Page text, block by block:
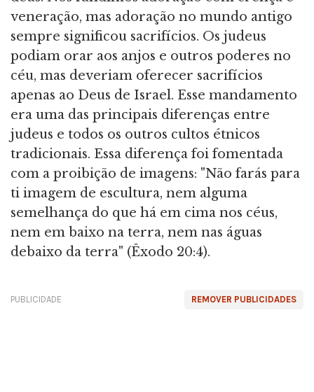
veneração, mas adoração no mundo antigo
sempre significou sacrifícios. Os judeus
podiam orar aos anjos e outros poderes no
céu, mas deveriam oferecer sacrifícios
apenas ao Deus de Israel. Esse mandamento
era uma das principais diferenças entre
judeus e todos os outros cultos étnicos
tradicionais. Essa diferença foi fomentada
com a proibição de imagens: "Não farás para
ti imagem de escultura, nem alguma
semelhança do que há em cima nos céus,
nem em baixo na terra, nem nas águas
debaixo da terra" (Êxodo 20:4).
REMOVER PUBLICIDADES
PUBLICIDADE